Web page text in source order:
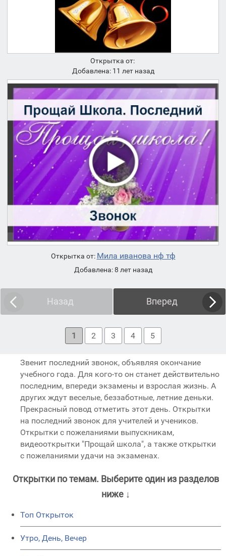
Открытка от:
Добавлена: 11 лет назад
Открытка от: Мила иванова нф тф
Добавлена: 8 лет назад
Назад Вперед
1 2 3 4 5
Звенит последний звонок, объявляя окончание
учебного года. Для кого-то он станет действительно
последним, впереди экзамены и взрослая жизнь. А
других ждут веселые, беззаботные, летние деньки.
Прекрасный повод отметить этот день. Открытки
на последний звонок для учителей и учеников.
Открытки с пожеланиями выпускникам,
видеооткрытки "Прощай школа", а также открытки
с пожеланиями удачи на экзаменах.
Открытки по темам. Выберите один из разделов
ниже ↓
Топ Открыток
Утро, День, Вечер